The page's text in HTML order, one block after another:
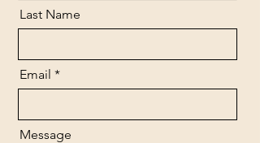
Last Name
Email
Message